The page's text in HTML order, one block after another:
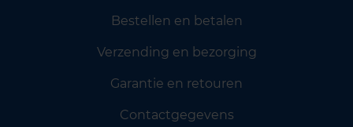
Bestellen en betalen
Verzending en bezorging
Garantie en retouren
Contactgegevens